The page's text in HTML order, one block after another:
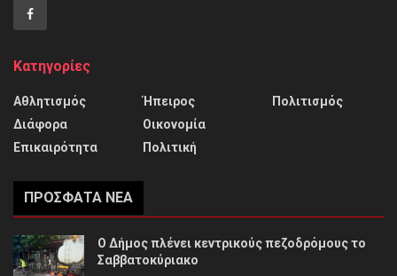
Κατηγορίες
Αθλητισμός
Διάφορα
Επικαιρότητα
Ήπειρος
Οικονομία
Πολιτική
Πολιτισμός
ΠΡΌΣΦΑΤΑ ΝΈΑ
Ο Δήμος πλένει κεντρικούς πεζοδρόμους το
Σαββατοκύριακο